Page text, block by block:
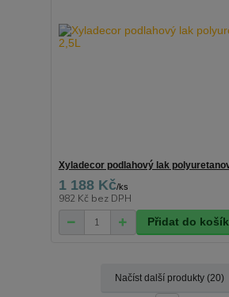
Xyladecor podlahový lak
1 188 Kč/ks
982 Kč bez DPH
Přidat do
Načíst další produkty (20)